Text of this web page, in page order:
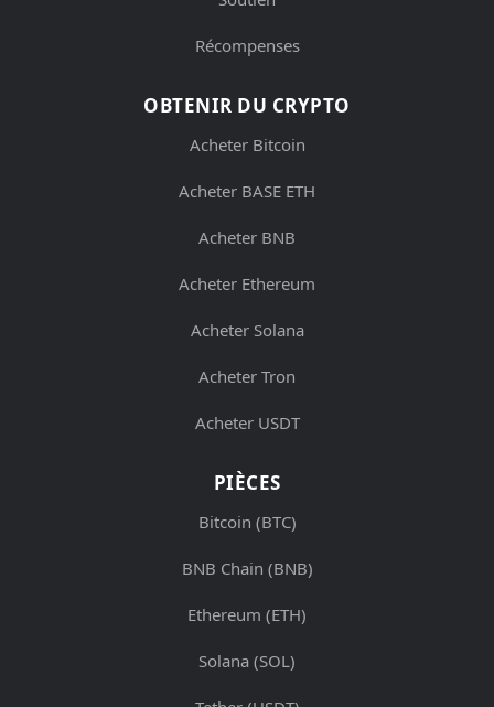
Récompenses
OBTENIR DU CRYPTO
Acheter Bitcoin
Acheter BASE ETH
Acheter BNB
Acheter Ethereum
Acheter Solana
Acheter Tron
Acheter USDT
PIÈCES
Bitcoin (BTC)
BNB Chain (BNB)
Ethereum (ETH)
Solana (SOL)